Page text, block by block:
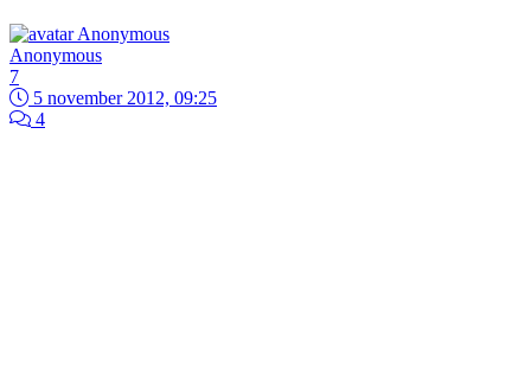
Anonymous
7
5 november 2012, 09:25
4